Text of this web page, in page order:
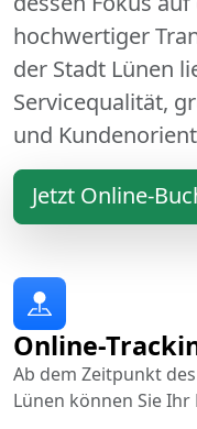
hochwertiger
der Stadt Lünen
Servicequalität,
und
Jetzt Online-
Online-
Ab dem Zeitpunkt
Lünen können Sie